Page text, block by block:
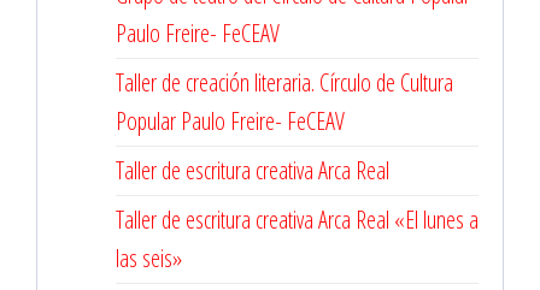
Paulo Freire- FeCEAV
Taller de creación literaria. Círculo de Cultura
Popular Paulo Freire- FeCEAV
Taller de escritura creativa Arca Real
Taller de escritura creativa Arca Real «El lunes a
las seis»